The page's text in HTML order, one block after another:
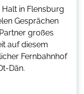
in Flensburg
Gesprächen
großes
auf diesem
Fernbahnhof
Dän.